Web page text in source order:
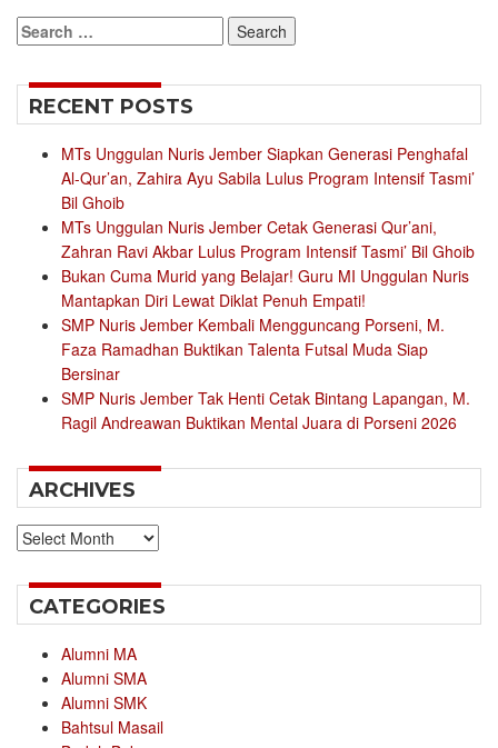
Search
for:
RECENT POSTS
MTs Unggulan Nuris Jember Siapkan Generasi Penghafal
Al-Qur’an, Zahira Ayu Sabila Lulus Program Intensif Tasmi’
Bil Ghoib
MTs Unggulan Nuris Jember Cetak Generasi Qur’ani,
Zahran Ravi Akbar Lulus Program Intensif Tasmi’ Bil Ghoib
Bukan Cuma Murid yang Belajar! Guru MI Unggulan Nuris
Mantapkan Diri Lewat Diklat Penuh Empati!
SMP Nuris Jember Kembali Mengguncang Porseni, M.
Faza Ramadhan Buktikan Talenta Futsal Muda Siap
Bersinar
SMP Nuris Jember Tak Henti Cetak Bintang Lapangan, M.
Ragil Andreawan Buktikan Mental Juara di Porseni 2026
ARCHIVES
Archives
CATEGORIES
Alumni MA
Alumni SMA
Alumni SMK
Bahtsul Masail